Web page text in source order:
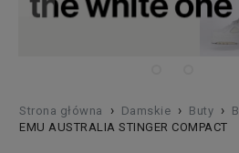
Strona główna › Damskie › Buty ›
EMU AUSTRALIA STINGER COMPACT